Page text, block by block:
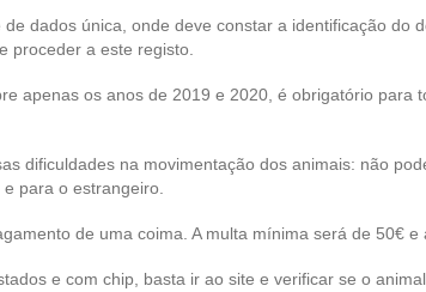
dados única, onde deve constar a identificação
proceder a este registo.
apenas os anos de 2019 e 2020, é obrigatório
dificuldades na movimentação dos animais: não
para o estrangeiro.
de uma coima. A multa mínima será de 50€
e com chip, basta ir ao site e verificar se o